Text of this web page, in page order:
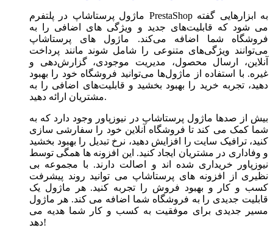
ماژول‌ پرستاشاپ در پلتفرم PrestaShop به ابزارهایی گفته
می شود که قابلیت‌های جدید و ویژگی های اضافی را به
فروشگاه شما اضافه می‌کند. ماژول های پرستاشاپ
می‌توانند ویژگی‌های متنوعی را شامل شوند مانند پرداخت
آنلاین، ارسال محصول، مدیریت موجودی، گزارش‌دهی و
غیره. با استفاده از ماژول‌ها می‌توانید فروشگاه خود را بهبود
دهید، تجربه خرید را بهبود بخشید و قابلیت‌های اضافی را به
مشتریان ارائه دهید.
بیش از صدها ماژول پرستاشاپ در نیوزپاور وجود دارد که به
شما کمک می کند تا فروشگاه آنلاین خود را سفارشی سازی
کنید، ترافیک سایت را افزایش دهید، نرخ تبدیل را بهبود بخشید
و وفاداری در مشتریان ایجاد کنید. این افزونه ها همگی توسط
نیوزپاور خریداری شده اند و اصالت دارند. با مجموعه بی
نظیری از افزونه های پرستاشاپ می توانید روند پیشرفت
کسب و کار و بهبود فروش را تجربه کنید. هر ماژول یک
قابلیت جدیدی را به فروشگاه شما اضافه می کند. هر ماژول
مسیر جدیدی برای موفقیت به کسب و کار شما هدیه می
دهد!